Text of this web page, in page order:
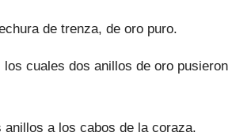
de trenza, de oro puro.
cuales dos anillos de oro pusieron
a los cabos de la coraza.